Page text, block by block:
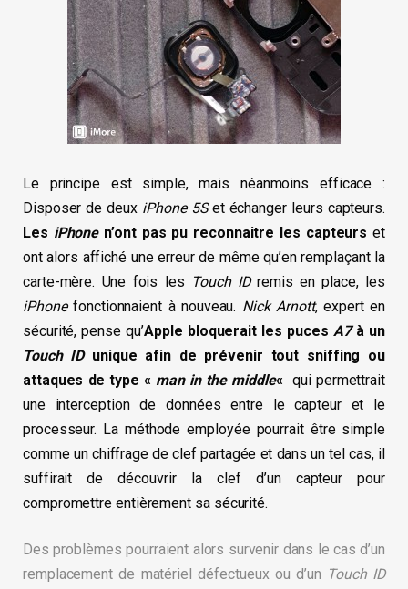
Le principe est simple, mais néanmoins efficace :
Disposer de deux iPhone 5Set échanger leurs capteurs.
Les iPhonen’ont pas pu reconnaitre les capteurs et
ont alors affiché une erreur de même qu’en remplaçant la
carte-mère. Une fois les Touch IDremis en place, les
iPhonefonctionnaient à nouveau. Nick Arnott, expert en
sécurité, pense qu’Apple bloquerait les puces A7à un
Touch IDunique afin de prévenir tout sniffing ou
attaques de type « man in the middle« qui permettrait
une interception de données entre le capteur et le
processeur. La méthode employée pourrait être simple
comme un chiffrage de clef partagée et dans un tel cas, il
suffirait de découvrir la clef d’un capteur pour
compromettre entièrement sa sécurité.
Des problèmes pourraient alors survenir dans le cas d’un
remplacement de matériel défectueux ou d’un Touch ID